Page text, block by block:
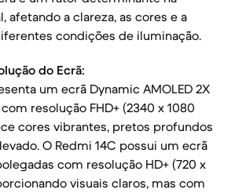
afetando a clareza, as cores e a
condições de iluminação.
do Ecrã:
um ecrã Dynamic AMOLED 2X
resolução FHD+ (2340 x 1080
cores vibrantes, pretos profundos
O Redmi 14C possui um ecrã
com resolução HD+ (720 x
visuais claros, mas com